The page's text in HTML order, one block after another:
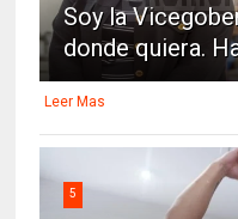
Soy la
donde quiera.
Leer Mas
5